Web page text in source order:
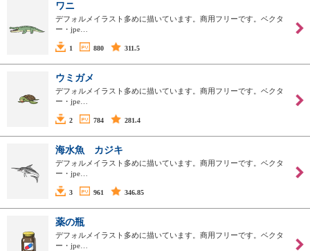
ワニ
デフォルメイラスト多めに描いています。商用フリーです。ベクタ
ー・jpe…
1 880 311.5
ウミガメ
デフォルメイラスト多めに描いています。商用フリーです。ベクタ
ー・jpe…
2 784 281.4
海水魚 カジキ
デフォルメイラスト多めに描いています。商用フリーです。ベクタ
ー・jpe…
3 961 346.85
薬の瓶
デフォルメイラスト多めに描いています。商用フリーです。ベクタ
ー・jpe…